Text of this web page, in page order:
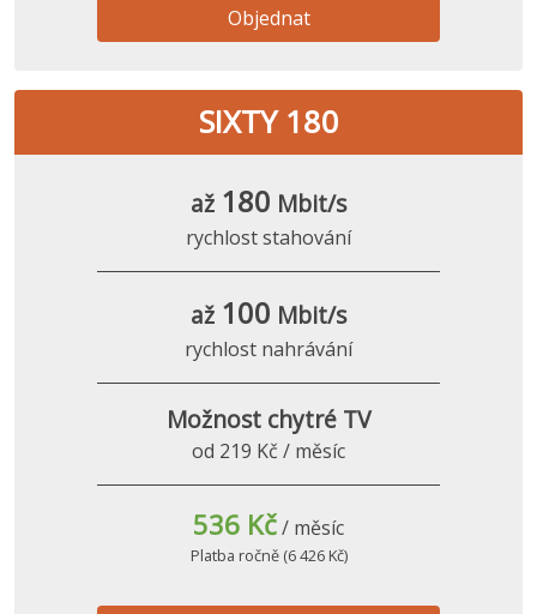
Objednat
SIXTY 180
až 180 Mbit/s
rychlost stahování
až 100 Mbit/s
rychlost nahrávání
Možnost chytré TV
od 219 Kč / měsíc
536 Kč/ měsíc
Platba ročně (6 426 Kč)